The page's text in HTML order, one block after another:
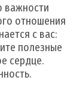
важности
с вас:
полезные
сердце.